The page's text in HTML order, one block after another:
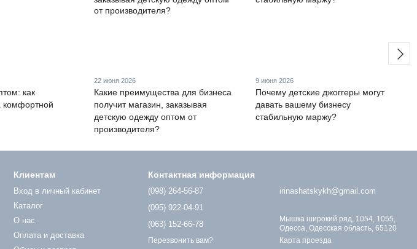
как
комфортной
22 июня 2026
Какие преимущества для бизнеса
получит магазин, заказывая
детскую одежду оптом от
производителя?
9 июня 2026
Почему детские джоггеры могут
давать вашему бизнесу
стабильную маржу?
Клиентам
Вход в личный кабинет
Каталог
О нас
Оплата и доставка
Контактная информация
(098) 264-56-87
(095) 922-04-91
(063) 152-66-78
Перезвонить вам?
irinashatskykh@gmail.com
Мышка широкий ряд, 1054, 1055,
Одесса, Одесская область, 65120
Карта проезда